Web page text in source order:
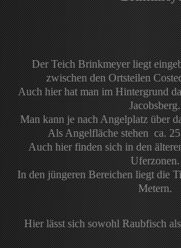
Der Teich Brinkmeyer liegt
zwischen den Ortsteilen
Auch hier hat man im Hintergrund
Jacobsberg.
Man kann je nach Angelplatz über
Als Angelfläche stehen ca.
Auch hier finden sich in den
Uferzonen.
In den jüngeren Bereichen liegt die
Metern.
Hier lässt sich sowohl Raubfisch